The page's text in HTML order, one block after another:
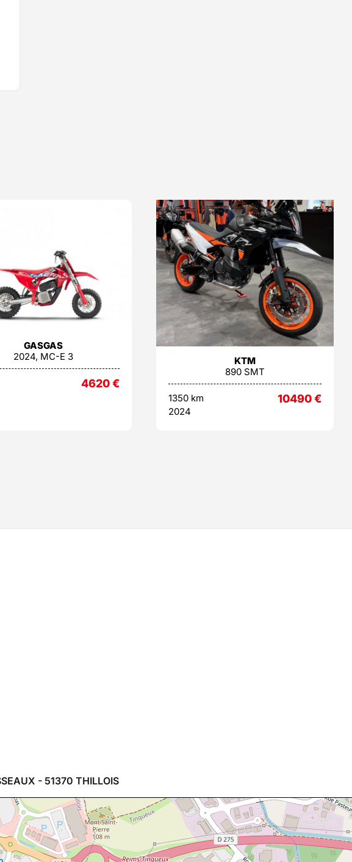
GASGAS
2024, MC-E 3
4620€
KTM
890 SMT
1350 km
2024
10490€
- 51370 THILLOIS